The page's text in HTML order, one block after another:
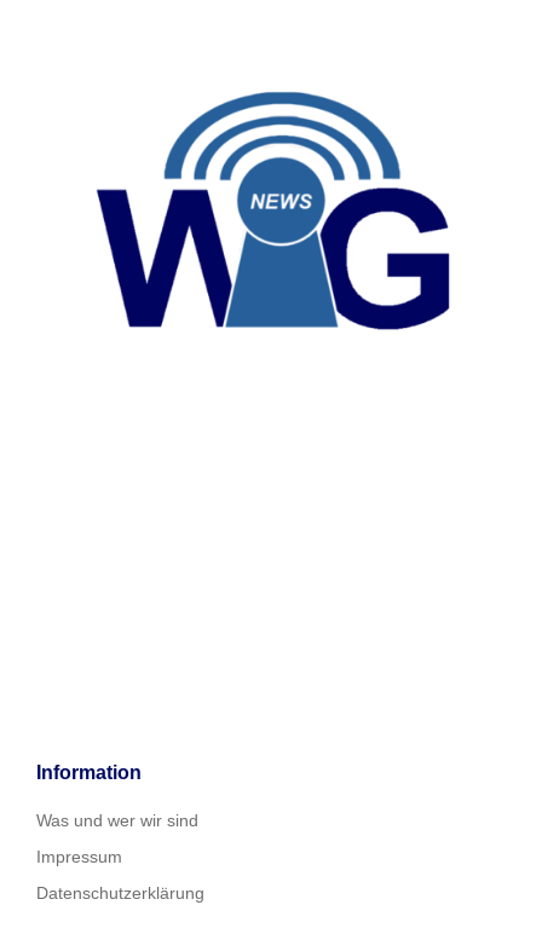
Information
Was und wer wir sind
Impressum
Datenschutzerklärung